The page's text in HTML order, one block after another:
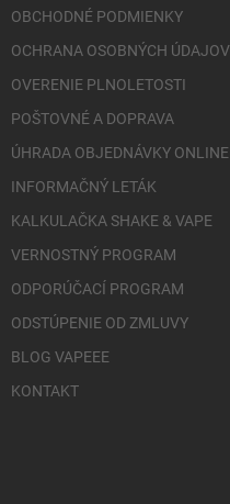
OBCHODNÉ PODMIENKY
OCHRANA OSOBNÝCH ÚDAJOV
OVERENIE PLNOLETOSTI
POŠTOVNÉ A DOPRAVA
ÚHRADA OBJEDNÁVKY ONLINE
INFORMAČNÝ LETÁK
KALKULAČKA SHAKE & VAPE
VERNOSTNÝ PROGRAM
ODPORÚČACÍ PROGRAM
ODSTÚPENIE OD ZMLUVY
BLOG VAPEEE
KONTAKT